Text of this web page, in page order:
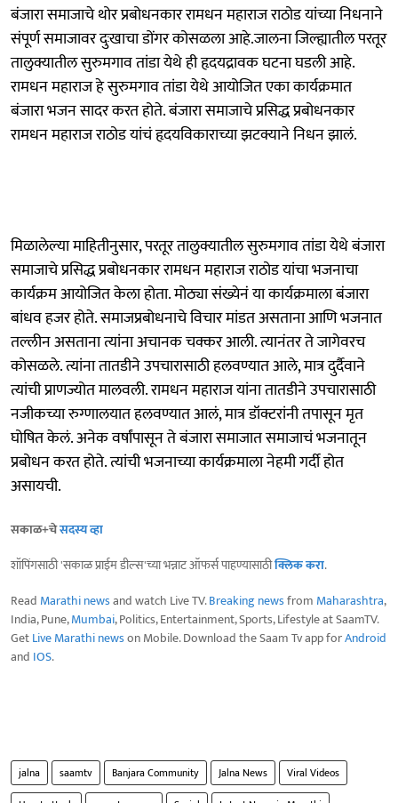
बंजारा समाजाचे थोर प्रबोधनकार रामधन महाराज राठोड यांच्या निधनाने
संपूर्ण समाजावर दुःखाचा डोंगर कोसळला आहे.जालना जिल्ह्यातील परतूर
तालुक्यातील सुरुमगाव तांडा येथे ही हृदयद्रावक घटना घडली आहे.
रामधन महाराज हे सुरुमगाव तांडा येथे आयोजित एका कार्यक्रमात
बंजारा भजन सादर करत होते. बंजारा समाजाचे प्रसिद्ध प्रबोधनकार
रामधन महाराज राठोड यांचं हृदयविकाराच्या झटक्याने निधन झालं.
मिळालेल्या माहितीनुसार, परतूर तालुक्यातील सुरुमगाव तांडा येथे बंजारा
समाजाचे प्रसिद्ध प्रबोधनकार रामधन महाराज राठोड यांचा भजनाचा
कार्यक्रम आयोजित केला होता. मोठ्या संख्येनं या कार्यक्रमाला बंजारा
बांधव हजर होते. समाजप्रबोधनाचे विचार मांडत असताना आणि भजनात
तल्लीन असताना त्यांना अचानक चक्कर आली. त्यानंतर ते जागेवरच
कोसळले. त्यांना तातडीने उपचारासाठी हलवण्यात आले, मात्र दुर्दैवाने
त्यांची प्राणज्योत मालवली. रामधन महाराज यांना तातडीने उपचारासाठी
नजीकच्या रुग्णालयात हलवण्यात आलं, मात्र डॉक्टरांनी तपासून मृत
घोषित केलं. अनेक वर्षांपासून ते बंजारा समाजात समाजाचं भजनातून
प्रबोधन करत होते. त्यांची भजनाच्या कार्यक्रमाला नेहमी गर्दी होत
असायची.
सकाळ+चेसदस्य व्हा
शॉपिंगसाठी 'सकाळ प्राईम डील्स'च्या भन्नाट ऑफर्स पाहण्यासाठीक्लिक करा.
Read Marathi newsand watch Live TV.Breaking newsfrom Maharashtra,
India, Pune,Mumbai, Politics, Entertainment, Sports, Lifestyle at SaamTV.
GetLive Marathi newson Mobile. Download the Saam Tv app forAndroid
and IOS.
jalna saamtv Banjara Community Jalna News
Viral Videos